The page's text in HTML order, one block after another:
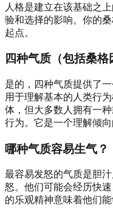
人格是建立在该基础之
验和选择的影响。你的
起点。
四种气质（包括桑格
是的，四种气质提供了
用于理解基本的人类行
体，但大多数人拥有一
行为。它是一个理解倾
哪种气质容易生气？
最容易发怒的气质是胆
怒。他们可能会经历快
的乐观精神意味着他们